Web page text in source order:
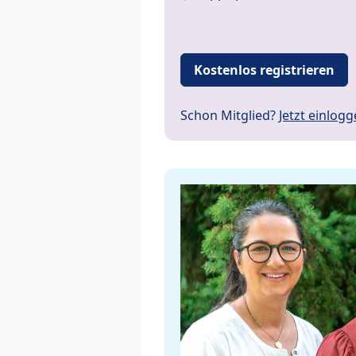
Kostenlos registrieren
Schon Mitglied? Jetzt